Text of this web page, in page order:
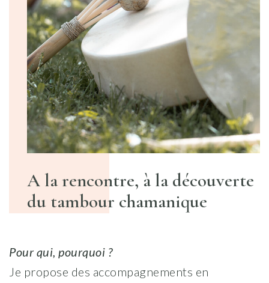
A la rencontre, à la découverte
du tambour chamanique
Pour qui, pourquoi ?
Je propose des accompagnements en